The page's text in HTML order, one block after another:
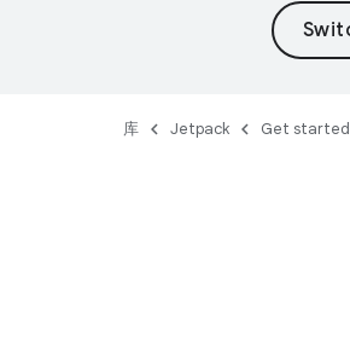
Get started
Jetpack
库